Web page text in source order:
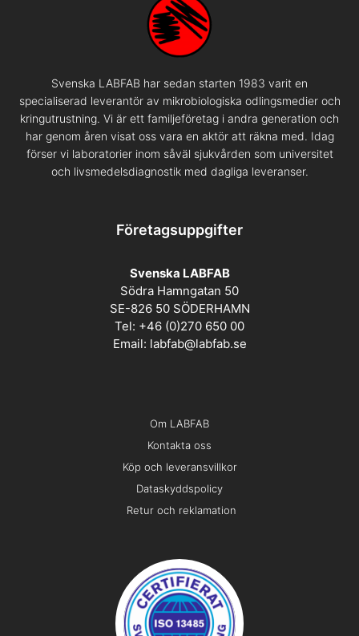
Svenska LABFAB har sedan starten 1983 varit en
specialiserad leverantör av mikrobiologiska odlingsmedier och
kringutrustning. Vi är ett familjeföretag i andra generation och
har genom åren visat oss vara en aktör att räkna med. Idag
förser vi laboratorier inom såväl sjukvården som universitet
och livsmedelsdiagnostik med dagliga leveranser.
Företagsuppgifter
Svenska LABFAB
Södra Hamngatan 50
SE-826 50 SÖDERHAMN
Tel: +46 (0)270 650 00
Email: labfab@labfab.se
Om LABFAB
Kontakta oss
Köp och leveransvillkor
Dataskyddspolicy
Retur och reklamation